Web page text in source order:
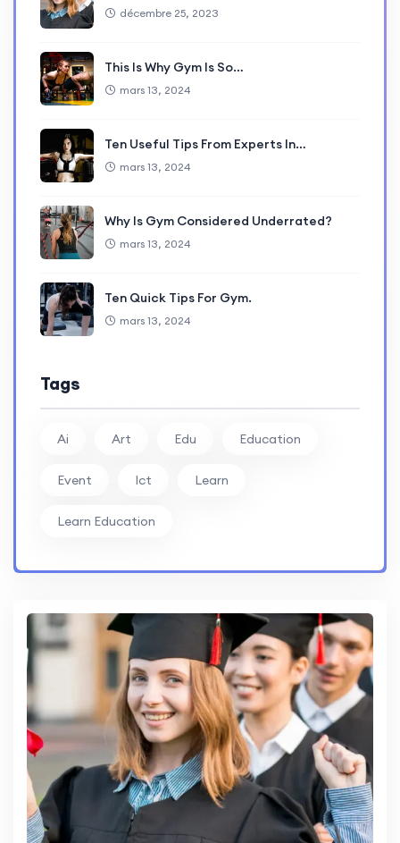
décembre 25, 2023
This Is Why Gym Is So…
mars 13, 2024
Ten Useful Tips From Experts In…
mars 13, 2024
Why Is Gym Considered Underrated?
mars 13, 2024
Ten Quick Tips For Gym.
mars 13, 2024
Tags
Ai Art Edu Education
Event Ict Learn
Learn Education